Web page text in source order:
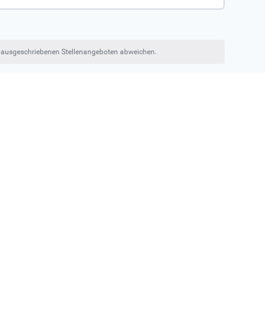
Stellenangeboten abweichen.